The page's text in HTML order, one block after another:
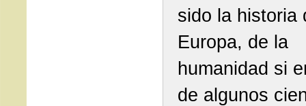
sido la historia
Europa, de la
humanidad si
de algunos